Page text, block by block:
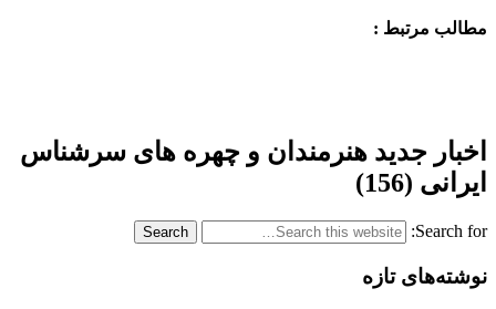
مطالب مرتبط :
اخبار جدید هنرمندان و چهره های سرشناس
ایرانی (156)
Search for:
نوشته‌های تازه